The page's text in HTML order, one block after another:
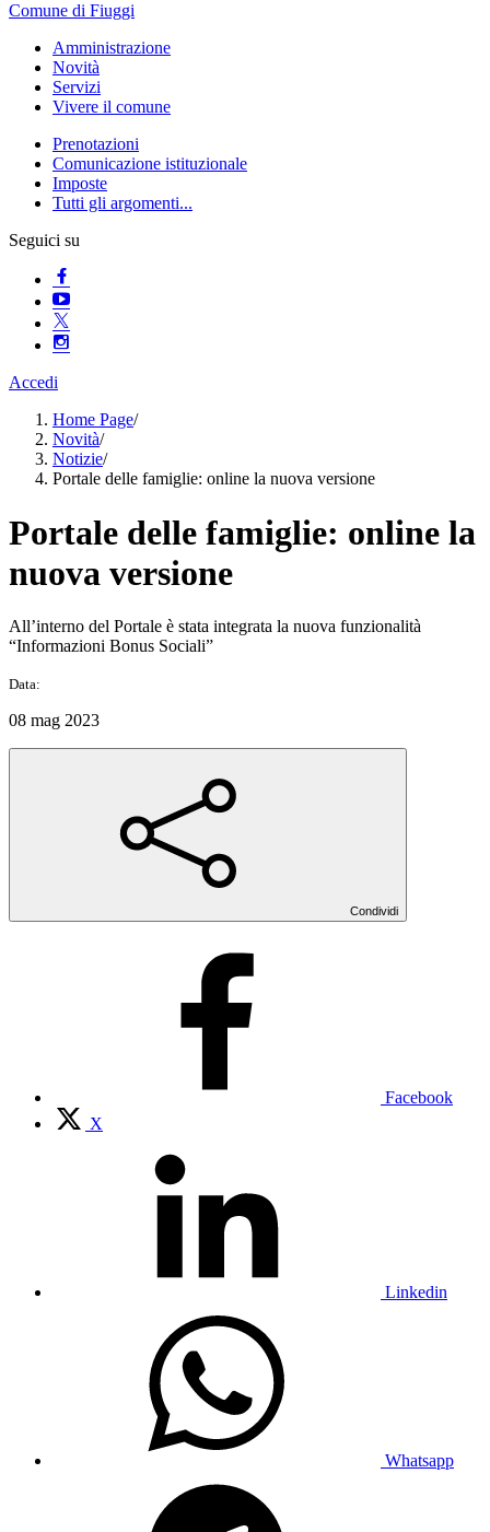
Comune di Fiuggi
Amministrazione
Novità
Servizi
Vivere il comune
Prenotazioni
Comunicazione istituzionale
Imposte
Tutti gli argomenti...
Seguici su
Accedi
Home Page/
Novità/
Notizie/
Portale delle famiglie: online la nuova versione
Portale delle famiglie: online la
nuova versione
All’interno del Portale è stata integrata la nuova funzionalità
“Informazioni Bonus Sociali”
Data:
08 mag 2023
Condividi
Facebook
X
Linkedin
Whatsapp